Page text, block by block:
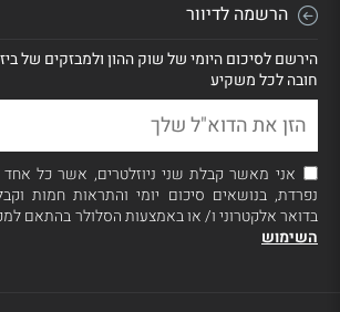
הרשמה לדיוור
הירשם לסיכום היומי של שוק ההון ולמבזקים של
חובה לכל משקיע
אני מאשר קבלת שני ניוזלטרים, אשר כל
נפרדת, בנושאים סיכום יומי והתראות חמות
בדואר אלקטרוני ו/ או באמצעות הסלולר בהתאם
השימוש